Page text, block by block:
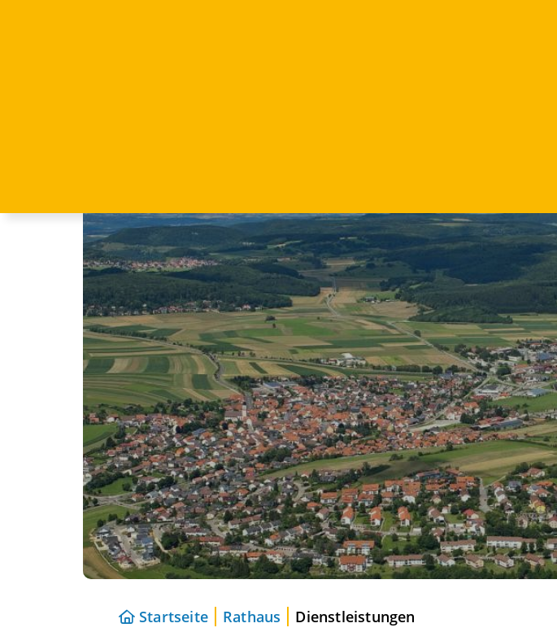
Startseite Rathaus Dienstleistungen